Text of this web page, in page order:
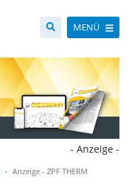
MENÜ
- Anzeige -
Anzeige - ZPF THERM